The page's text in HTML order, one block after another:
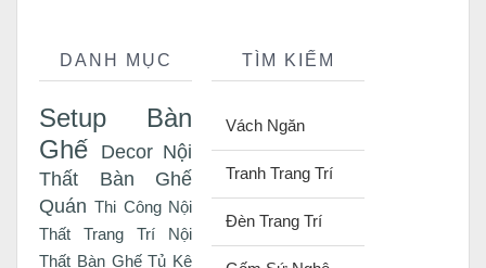
DANH MỤC
Setup Bàn
Ghế
Decor Nội
Thất
Bàn Ghế
Quán Thi Công Nội
Thất
Trang Trí Nội
Thất Bàn Ghế Tủ Kệ
TÌM KIẾM
Vách Ngăn
Tranh Trang Trí
Đèn Trang Trí